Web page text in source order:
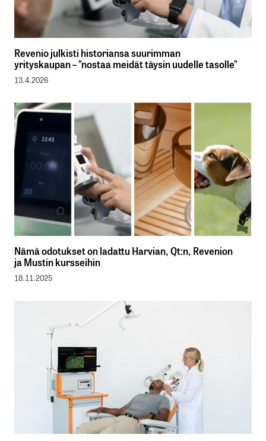
Revenio julkisti historiansa suurimman
yrityskaupan – ”nostaa meidät täysin uudelle tasolle”
13.4.2026
Nämä odotukset on ladattu Harvian, Qt:n, Revenion
ja Mustin kursseihin
18.11.2025